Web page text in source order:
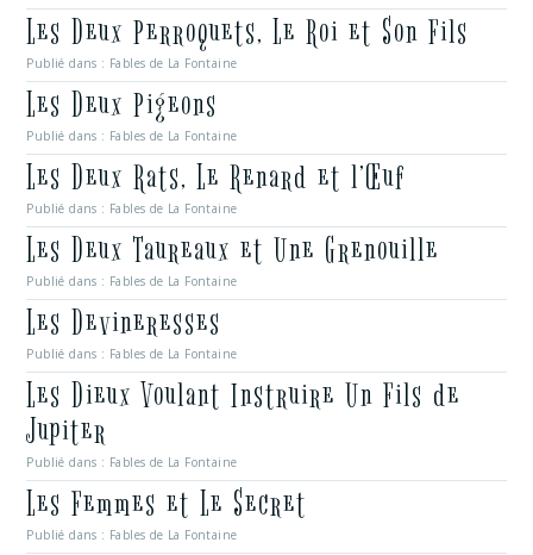
Les Deux Perroquets, Le Roi et Son Fils
Publié dans : Fables de La Fontaine
Les Deux Pigeons
Publié dans : Fables de La Fontaine
Les Deux Rats, Le Renard et l’Œuf
Publié dans : Fables de La Fontaine
Les Deux Taureaux et Une Grenouille
Publié dans : Fables de La Fontaine
Les Devineresses
Publié dans : Fables de La Fontaine
Les Dieux Voulant Instruire Un Fils de
Jupiter
Publié dans : Fables de La Fontaine
Les Femmes et Le Secret
Publié dans : Fables de La Fontaine